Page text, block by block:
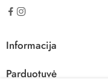
Informacija
Parduotuvė